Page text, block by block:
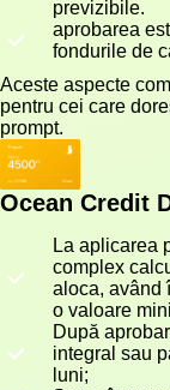
previzibile.
aprobarea
fondurile de
Aceste aspecte
pentru cei care
prompt.
Ocean Credit
La aplicarea
complex
aloca, având
o valoare
După
integral sau
luni;